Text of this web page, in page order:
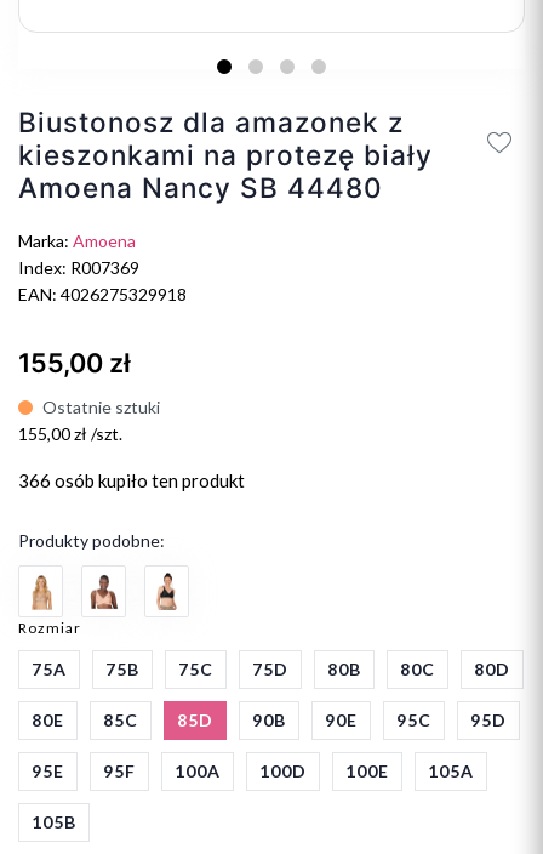
Biustonosz dla amazonek z
kieszonkami na protezę biały
Amoena Nancy SB 44480
Marka: Amoena
Index: R007369
EAN: 4026275329918
155,00 zł
Ostatnie sztuki
155,00 zł /szt.
366 osób kupiło ten produkt
Produkty podobne:
Rozmiar
75A 75B 75C 75D 80B 80C 80D
80E 85C 85D 90B 90E 95C 95D
95E 95F 100A 100D 100E 105A
105B